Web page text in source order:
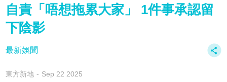
自責「唔想拖累大家」 1件事承認留
下陰影
最新娛聞
東方新地 Sep 22 2025